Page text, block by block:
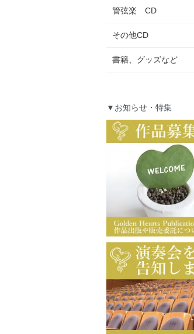
管弦楽 CD
その他CD
書籍、グッズなど
▼お知らせ・特集